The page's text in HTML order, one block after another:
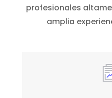
profesionales
amplia